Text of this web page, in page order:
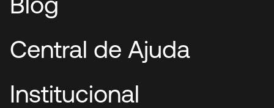
Central de Ajuda
Institucional